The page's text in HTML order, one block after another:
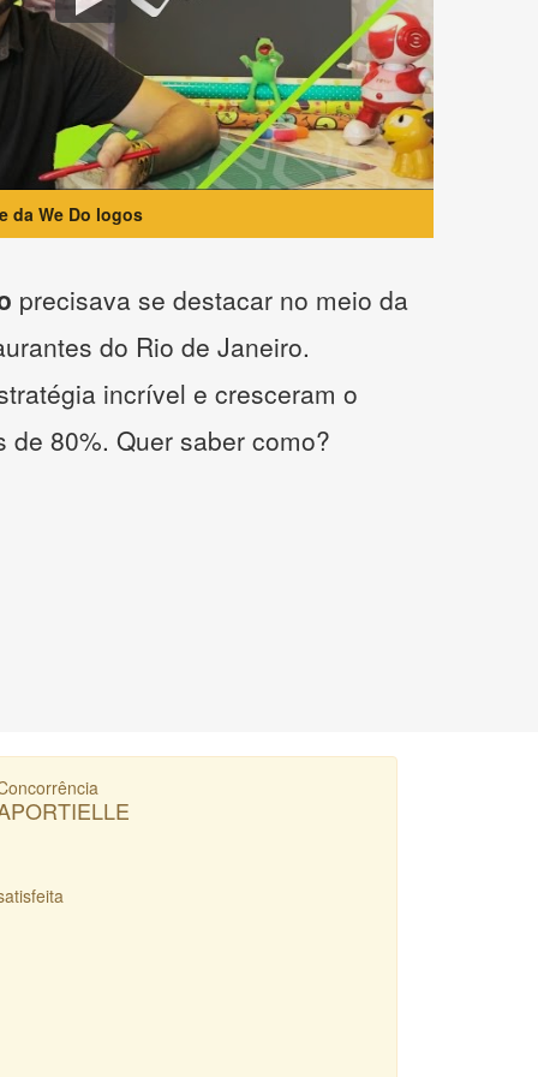
da We Do logos
precisava se destacar no meio da
do Rio de Janeiro.
incrível e cresceram o
de 80%. Quer saber como?